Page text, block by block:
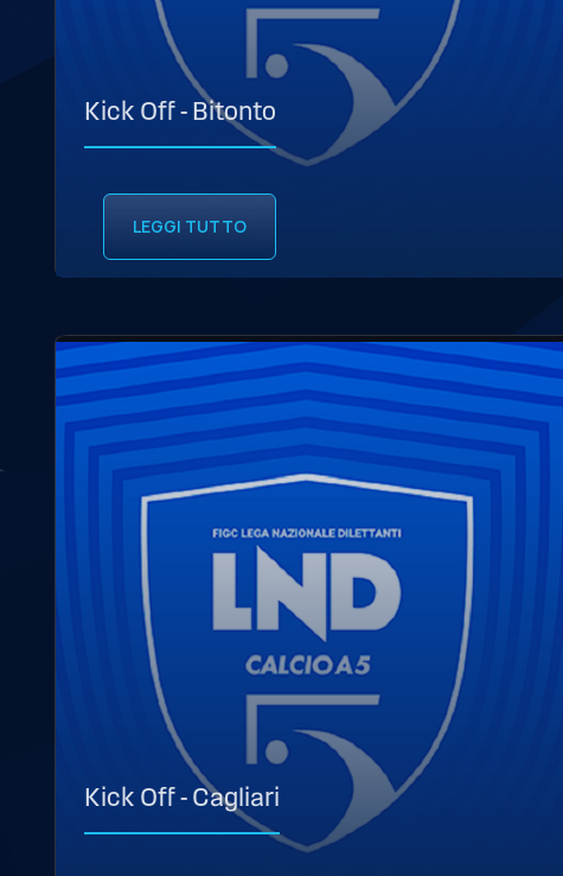
Kick Off - Bitonto
LEGGI TUTTO
Kick Off - Cagliari